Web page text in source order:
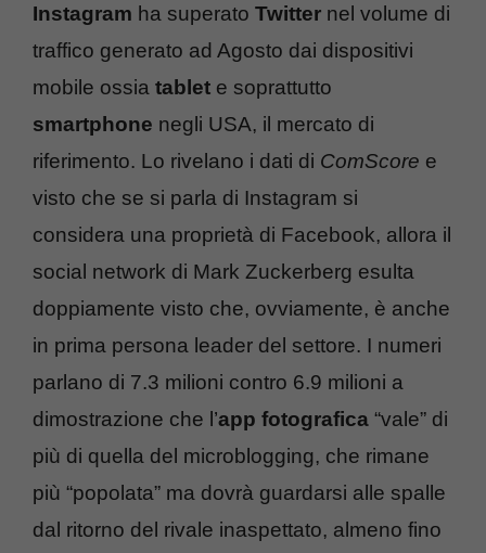
Instagram ha superato Twitter nel volume di
traffico generato ad Agosto dai dispositivi
mobile ossia tablet e soprattutto
smartphone negli USA, il mercato di
riferimento. Lo rivelano i dati di ComScore e
visto che se si parla di Instagram si
considera una proprietà di Facebook, allora il
social network di Mark Zuckerberg esulta
doppiamente visto che, ovviamente, è anche
in prima persona leader del settore. I numeri
parlano di 7.3 milioni contro 6.9 milioni a
dimostrazione che l’app fotografica “vale” di
più di quella del microblogging, che rimane
più “popolata” ma dovrà guardarsi alle spalle
dal ritorno del rivale inaspettato, almeno fino